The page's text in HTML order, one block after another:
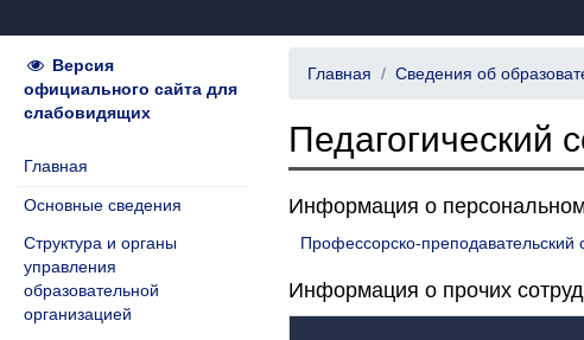
Версия
официального сайта для
слабовидящих
Главная
Основные сведения
Структура и органы
управления
образовательной
организацией
Главная Сведения об
Педагогический
Информация о персональном
Профессорско-преподавательский
Информация о прочих